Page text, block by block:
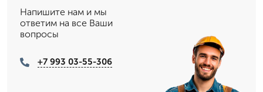
Напишите нам и мы
ответим на все Ваши
вопросы
+7 993 03-55-306